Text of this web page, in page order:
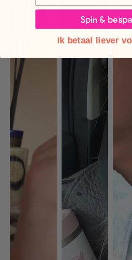
Spin &
Ik betaal liever